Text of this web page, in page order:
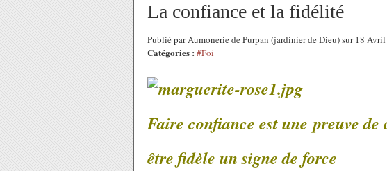
La confiance et la fidélité
Publié par Aumonerie de Purpan (jardinier de Dieu) sur 18
Catégories : #Foi
Faire confiance est une preuve de
être fidèle un signe de force